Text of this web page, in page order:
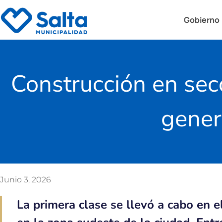
Gobierno
Construcción en
Junio 3, 2026
La primera clase se llevó a cabo en